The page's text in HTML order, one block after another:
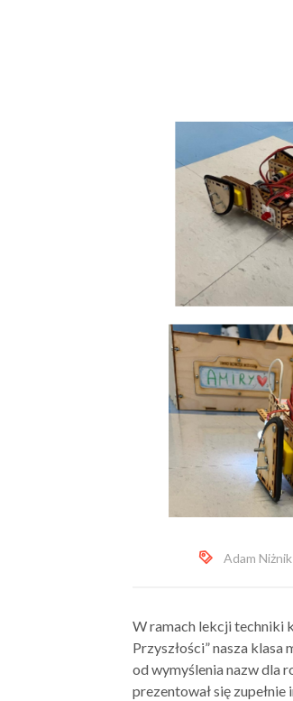
Adam Niżnik
W ramach lekcji techniki
Przyszłości” nasza klasa
od wymyślenia nazw dla
prezentował się